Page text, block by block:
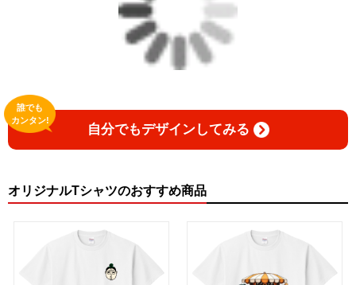
自分でもデザインしてみる
誰でも
カンタン!
オリジナルTシャツのおすすめ商品